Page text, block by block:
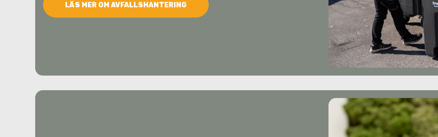
LÄS MER OM AVFALLSHANTERING